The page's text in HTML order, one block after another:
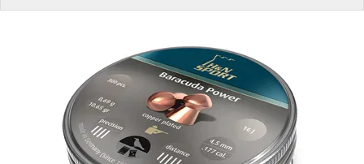
И
ЗАБЫЛИ